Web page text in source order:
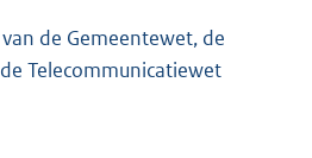
de Gemeentewet, de
Telecommunicatiewet